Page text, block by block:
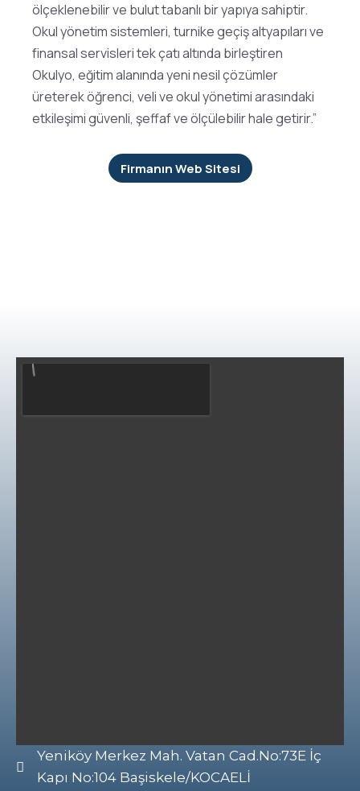
ölçeklenebilir ve bulut tabanlı bir yapıya sahiptir.
Okul yönetim sistemleri, turnike geçiş altyapıları ve
finansal servisleri tek çatı altında birleştiren
Okulyo, eğitim alanında yeni nesil çözümler
üreterek öğrenci, veli ve okul yönetimi arasındaki
etkileşimi güvenli, şeffaf ve ölçülebilir hale getirir.”
Firmanın Web Sitesi
Yeniköy Merkez Mah. Vatan Cad.No:73E İç
Kapı No:104 Başiskele/KOCAELİ